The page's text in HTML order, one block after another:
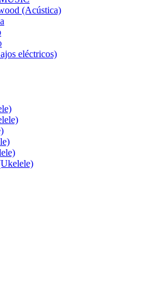
(Acústica)
eléctricos)